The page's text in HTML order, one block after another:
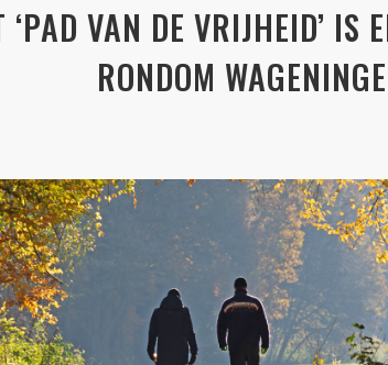
‘PAD VAN DE VRIJHEID’ IS
RONDOM